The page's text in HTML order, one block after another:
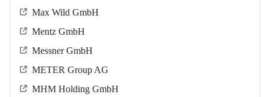
Max Wild GmbH
Mentz GmbH
Messner GmbH
METER Group AG
MHM Holding GmbH